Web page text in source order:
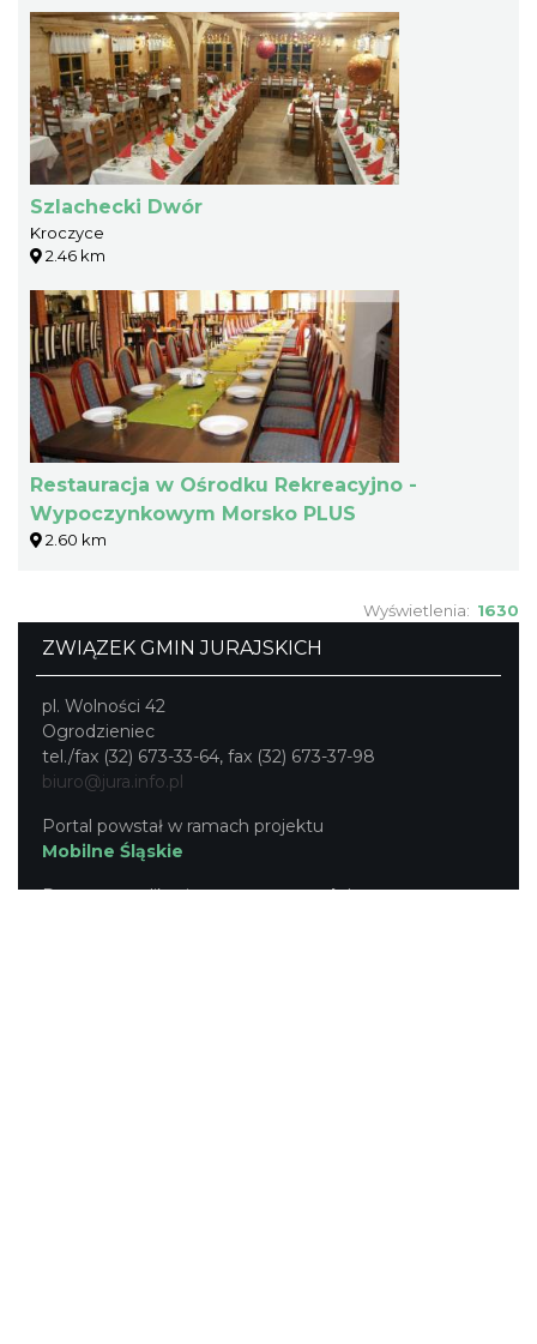
Szlachecki Dwór
Kroczyce
2.46 km
Restauracja w Ośrodku Rekreacyjno -
Wypoczynkowym Morsko PLUS
2.60 km
Wyświetlenia: 1630
ZWIĄZEK GMIN JURAJSKICH
pl. Wolności 42
Ogrodzieniec
tel./fax (32) 673-33-64, fax (32) 673-37-98
biuro@jura.info.pl
Portal powstał w ramach projektu
Mobilne Śląskie
Darmowa aplikacjaSLASKIE.traveldostępna na